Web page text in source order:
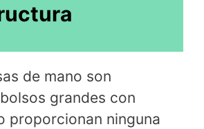
de mano son
grandes con
proporcionan ninguna